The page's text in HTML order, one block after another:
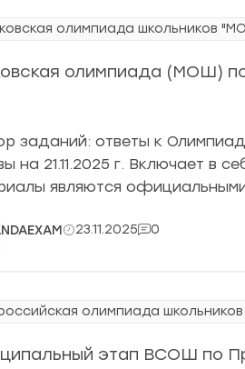
олимпиада школьников
олимпиада (МОШ)
заданий: ответы к
на 21.11.2025 г. Включает в
являются
23.11.2025 0
олимпиада школьников
этап ВСОШ по